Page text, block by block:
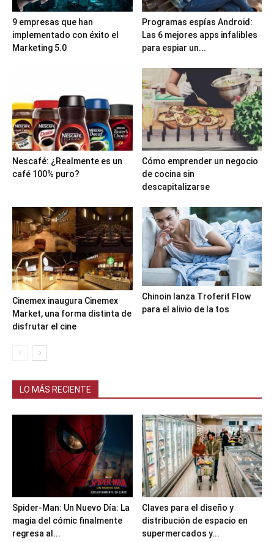
9 empresas que han
implementado con éxito el
Marketing 5.0
Programas espías Android:
Las 6 mejores apps infalibles
para espiar un...
Nescafé: ¿Realmente es un
café 100% puro?
Cómo emprender un negocio
de cocina sin
descapitalizarse
Cinemex inaugura Cinemex
Market, una forma distinta de
disfrutar el cine
Chinoin lanza Troferit Flow
para el alivio de la tos
LO MÁS RECIENTE
Spider-Man: Un Nuevo Día: La
magia del cómic finalmente
regresa al...
Claves para el diseño y
distribución de espacio en
supermercados y...